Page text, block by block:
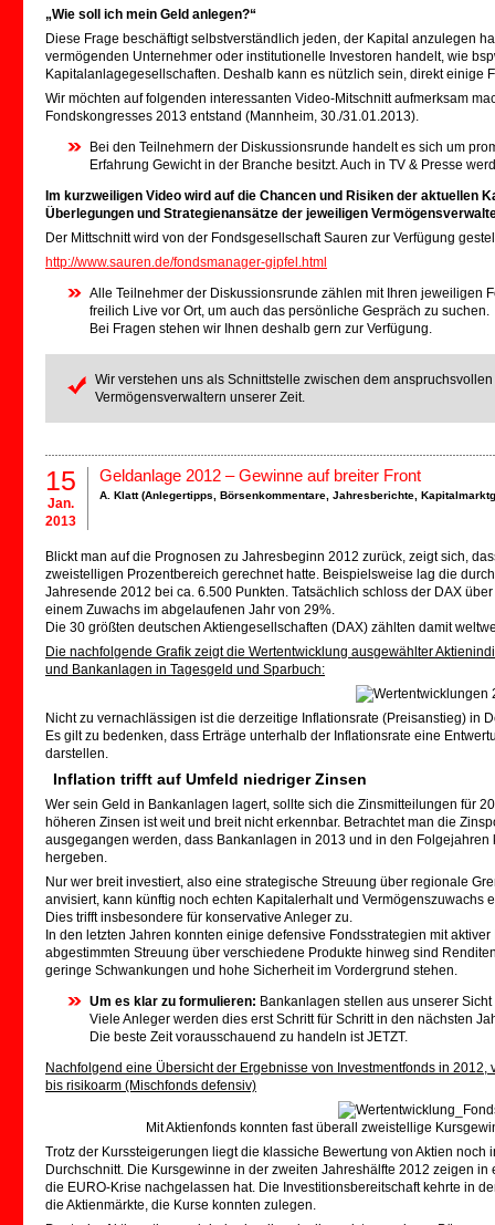
„Wie soll ich mein Geld anlegen?“
Diese Frage beschäftigt selbstverständlich jeden, der Kapital anzulegen
vermögenden Unternehmer oder institutionelle Investoren handelt, wie
Kapitalanlagegesellschaften. Deshalb kann es nützlich sein, direkt einige
Wir möchten auf folgenden interessanten Video-Mitschnitt aufmerksam
Fondskongresses 2013 entstand (Mannheim, 30./31.01.2013).
Bei den Teilnehmern der Diskussionsrunde handelt es sich um
Erfahrung Gewicht in der Branche besitzt. Auch in TV & Presse
Im kurzweiligen Video wird auf die Chancen und Risiken der aktuellen
Überlegungen und Strategienansätze der jeweiligen
Der Mittschnitt wird von der Fondsgesellschaft Sauren zur Verfügung
http://www.sauren.de/fondsmanager-gipfel.html
Alle Teilnehmer der Diskussionsrunde zählen mit Ihren jeweiligen
freilich Live vor Ort, um auch das persönliche Gespräch zu suchen.
Bei Fragen stehen wir Ihnen deshalb gern zur Verfügung.
Wir verstehen uns als Schnittstelle zwischen dem
Vermögensverwaltern unserer Zeit.
15
Jan.
2013
Geldanlage 2012 – Gewinne auf breiter Front
A. Klatt (Anlegertipps Börsenkommentare Jahresberichte
Blickt man auf die Prognosen zu Jahresbeginn 2012 zurück, zeigt sich,
zweistelligen Prozentbereich gerechnet hatte. Beispielsweise lag die
Jahresende 2012 bei ca. 6.500 Punkten. Tatsächlich schloss der DAX
einem Zuwachs im abgelaufenen Jahr von 29%.
Die 30 größten deutschen Aktiengesellschaften (DAX) zählten damit
Die nachfolgende Grafik zeigt die Wertentwicklung ausgewählter
und Bankanlagen in Tagesgeld und Sparbuch:
Nicht zu vernachlässigen ist die derzeitige Inflationsrate (Preisanstieg) in
Es gilt zu bedenken, dass Erträge unterhalb der Inflationsrate eine
darstellen.
Inflation trifft auf Umfeld niedriger Zinsen
Wer sein Geld in Bankanlagen lagert, sollte sich die Zinsmitteilungen für
höheren Zinsen ist weit und breit nicht erkennbar. Betrachtet man die
ausgegangen werden, dass Bankanlagen in 2013 und in den
hergeben.
Nur wer breit investiert, also eine strategische Streuung über regionale
anvisiert, kann künftig noch echten Kapitalerhalt und Vermögenszuwachs
Dies trifft insbesondere für konservative Anleger zu.
In den letzten Jahren konnten einige defensive Fondsstrategien mit
abgestimmten Streuung über verschiedene Produkte hinweg sind
geringe Schwankungen und hohe Sicherheit im Vordergrund stehen.
Um es klar zu formulieren: Bankanlagen stellen aus unserer
Viele Anleger werden dies erst Schritt für Schritt in den nächsten
Die beste Zeit vorausschauend zu handeln ist JETZT.
Nachfolgend eine Übersicht der Ergebnisse von Investmentfonds in 2012,
bis risikoarm (Mischfonds defensiv)
Mit Aktienfonds konnten fast überall zweistellige
Trotz der Kurssteigerungen liegt die klassiche Bewertung von Aktien
Durchschnitt. Die Kursgewinne in der zweiten Jahreshälfte 2012 zeigen
die EURO-Krise nachgelassen hat. Die Investitionsbereitschaft kehrte in
die Aktienmärkte, die Kurse konnten zulegen.